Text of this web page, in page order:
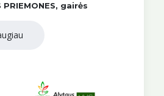
PRIEMONES, gairės